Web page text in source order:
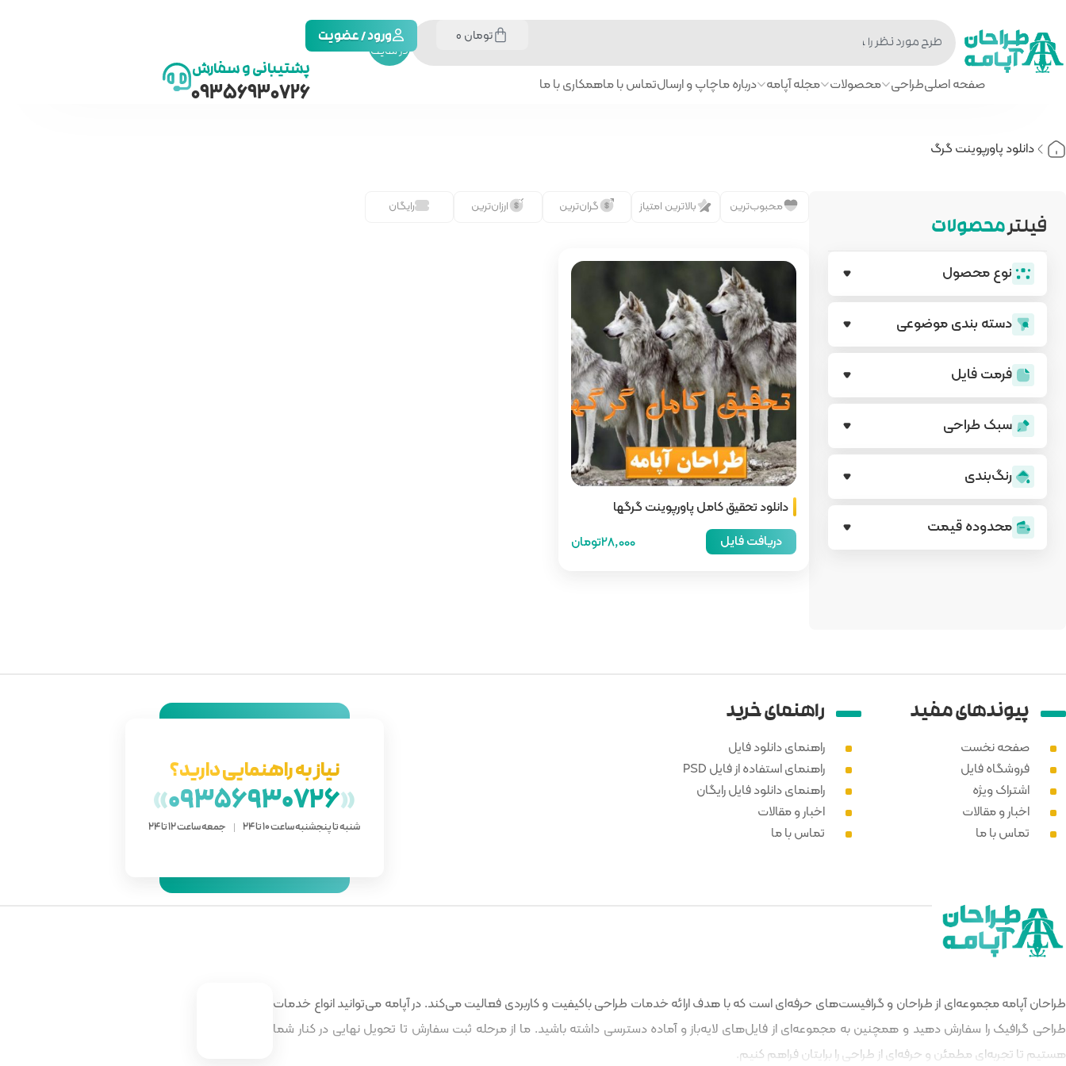
جستجو
در سایت
تومان ورود / عضویت
صفحه اصلیطراحی محصولات مجله آپامه درباره ماچاپ و ارسالتماس با ماهمکاری با ما
پشتیبانی و سفارش
09356930726
دانلود پاورپوینت گرگ
فیلترمحصولات
نوع محصول
دسته بندی‌ موضوعی
فرمت فایل
سبک طراحی
رنگ‌بندی
محدوده قیمت
محبوب‌ترین بالاترین امتیاز گران‌ترین ارزان‌ترین رایگان
دانلود تحقیق کامل پاورپوینت گرگها
دریافت فایل
28,000تومان
پیوند‌های مفید
صفحه نخست
فروشگاه فایل
اشتراک ویژه
اخبار و مقالات
تماس با ما
راهنمای خرید
راهنمای دانلود فایل
راهنمای استفاده از فایل PSD
راهنمای دانلود فایل رایگان
اخبار و مقالات
تماس با ما
نیاز به راهنمایی دارید؟
«
09356930726
»
شنبه تا پنجشنبه ساعت 10 تا 24 جمعه ساعت 12 تا 24
طراحان آپامه مجموعه‌ای از طراحان و گرافیست‌های حرفه‌ای است که با هدف ارائه خدمات طراحی باکیفیت و کاربردی فعالیت می‌کند. در آپامه می‌توانید انواع خدمات
طراحی گرافیک را سفارش دهید و همچنین به مجموعه‌ای از فایل‌های لایه‌باز و آماده دسترسی داشته باشید. ما از مرحله ثبت سفارش تا تحویل نهایی در کنار شما
هستیم تا تجربه‌ای مطمئن و حرفه‌ای از طراحی را برایتان فراهم کنیم.